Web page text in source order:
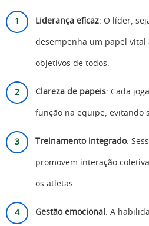
Liderança eficaz: O líder,
desempenha um papel
objetivos de todos.
Clareza de papeis: Cada
função na equipe, evitando
Treinamento integrado:
promovem interação
os atletas.
Gestão emocional : A